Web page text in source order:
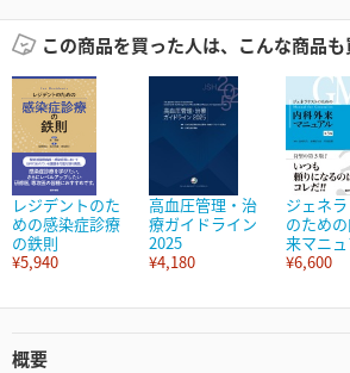
この商品を買った人は、こんな商品も
レジデントのた
めの感染症診療
の鉄則
¥5,940
高血圧管理・治
療ガイドライン
2025
¥4,180
ジェネ
のため
来マニ
¥6,600
概要